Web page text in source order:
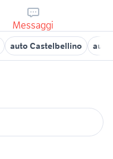
Messaggi
auto Castelbellino auto